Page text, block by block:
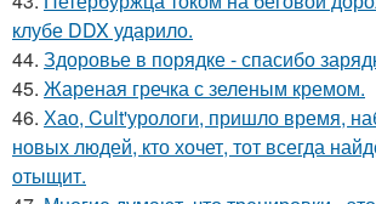
клубе DDX ударило.
44. Здоровье в порядке - спасибо
45. Жареная гречка с зеленым кремом.
46. Хао, Cult'урологи, пришло время,
новых людей, кто хочет, тот всегда
отыщит.